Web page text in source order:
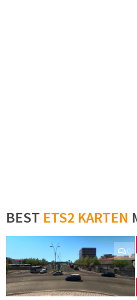
BEST ETS2 KARTEN
0